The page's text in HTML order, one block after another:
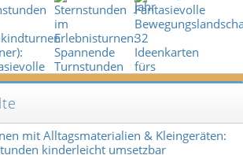
mit Alltagsmaterialien & Kleingeräten:
kinderleicht umsetzbar